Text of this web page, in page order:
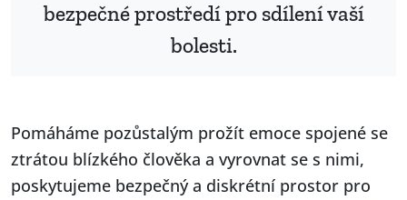
bezpečné prostředí pro sdílení vaší
bolesti.
Pomáháme pozůstalým prožít emoce spojené se
ztrátou blízkého člověka a vyrovnat se s nimi,
poskytujeme bezpečný a diskrétní prostor pro